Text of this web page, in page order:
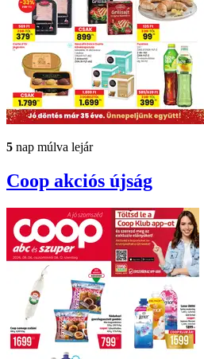
5 nap múlva lejár
Coop akciós újság